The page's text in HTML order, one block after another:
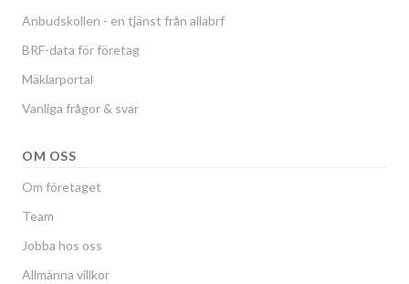
Anbudskollen - en tjänst från allabrf
BRF-data för företag
Mäklarportal
Vanliga frågor & svar
OM OSS
Om företaget
Team
Jobba hos oss
Allmänna villkor